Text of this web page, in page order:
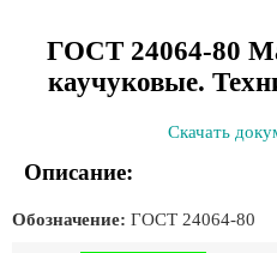
ГОСТ 24064-80
каучуковые.
Скачать
Описание:
Обозначение: ГОСТ 24064-80